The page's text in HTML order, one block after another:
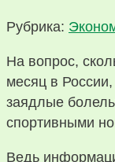
Рубрика:
На вопрос,
месяц в
заядлые
спортивными
Ведь